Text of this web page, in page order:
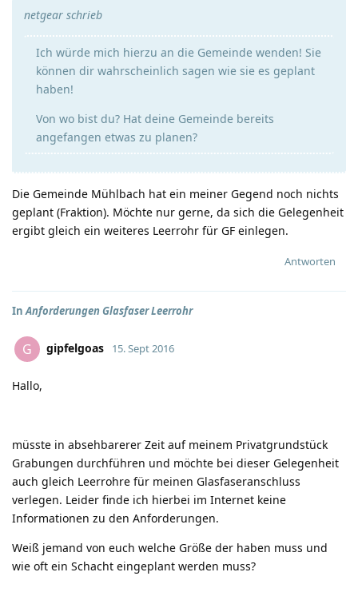
netgear schrieb
Ich würde mich hierzu an die Gemeinde wenden! Sie
können dir wahrscheinlich sagen wie sie es geplant
haben!
Von wo bist du? Hat deine Gemeinde bereits
angefangen etwas zu planen?
Die Gemeinde Mühlbach hat ein meiner Gegend noch nichts
geplant (Fraktion). Möchte nur gerne, da sich die Gelegenheit
ergibt gleich ein weiteres Leerrohr für GF einlegen.
Antworten
InAnforderungen Glasfaser Leerrohr
G gipfelgoas 15. Sept 2016
Hallo,
müsste in absehbarerer Zeit auf meinem Privatgrundstück
Grabungen durchführen und möchte bei dieser Gelegenheit
auch gleich Leerrohre für meinen Glasfaseranschluss
verlegen. Leider finde ich hierbei im Internet keine
Informationen zu den Anforderungen.
Weiß jemand von euch welche Größe der haben muss und
wie oft ein Schacht eingeplant werden muss?